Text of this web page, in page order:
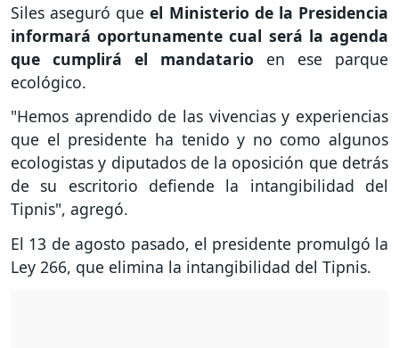
Siles aseguró queel Ministerio de la Presidencia
informará oportunamente cual será la agenda
que cumplirá el mandatario en ese parque
ecológico.
"Hemos aprendido de las vivencias y experiencias
que el presidente ha tenido y no como algunos
ecologistas y diputados de la oposición que detrás
de su escritorio defiende la intangibilidad del
Tipnis", agregó.
El 13 de agosto pasado, el presidente promulgó la
Ley 266, que elimina la intangibilidad del Tipnis.